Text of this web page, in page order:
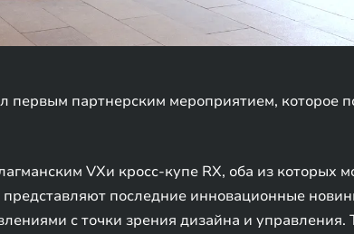
первым партнерским мероприятием, которое
VXи кросс-купе RX, оба из которых
последние инновационные
с точки зрения дизайна и управления.